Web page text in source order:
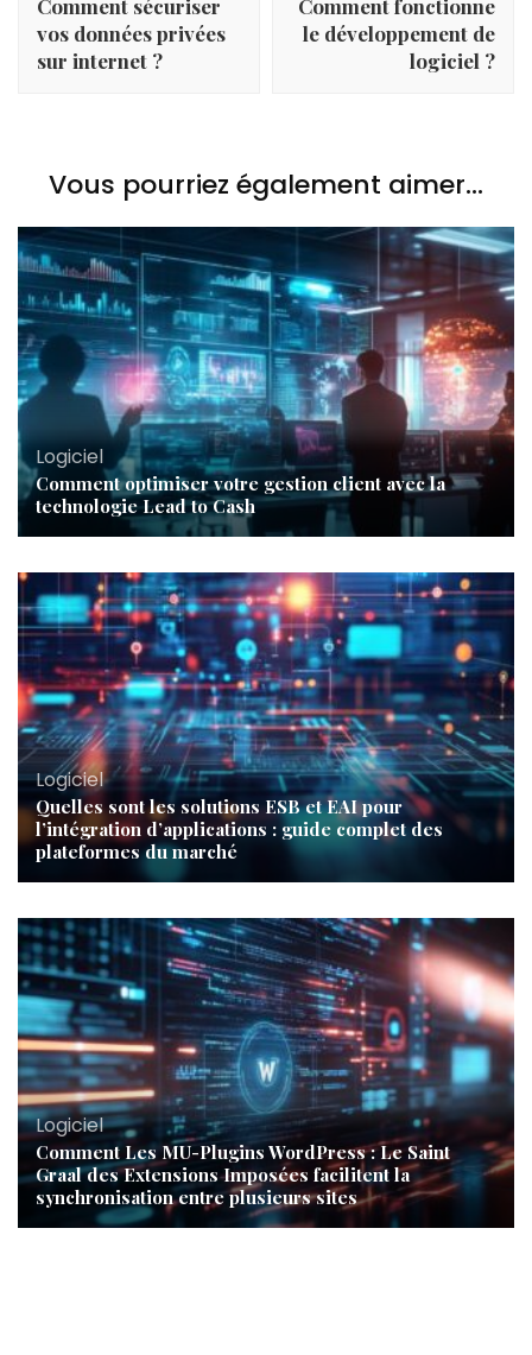
Comment sécuriser
vos données privées
sur internet ?
Comment fonctionne
le développement de
logiciel ?
Vous pourriez également aimer...
Logiciel
Comment optimiser votre gestion client avec la
technologie Lead to Cash
Logiciel
Quelles sont les solutions ESB et EAI pour
l’intégration d’applications : guide complet des
plateformes du marché
Logiciel
Comment Les MU-Plugins WordPress : Le Saint
Graal des Extensions Imposées facilitent la
synchronisation entre plusieurs sites